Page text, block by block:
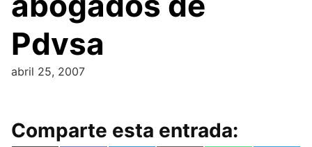
Pdvsa
abril 25, 2007
Comparte esta entrada: